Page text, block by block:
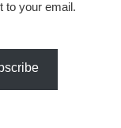
to your email.